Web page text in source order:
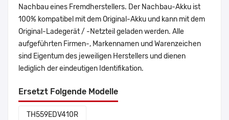
Nachbau eines Fremdherstellers. Der Nachbau-Akku ist
100% kompatibel mit dem Original-Akku und kann mit dem
Original-Ladegerät / -Netzteil geladen werden. Alle
aufgeführten Firmen-, Markennamen und Warenzeichen
sind Eigentum des jeweiligen Herstellers und dienen
lediglich der eindeutigen Identifikation.
Ersetzt Folgende Modelle
TH559EDV410R